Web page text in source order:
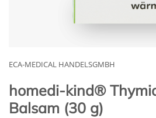
ECA-MEDICAL HANDELSGMBH
homedi-kind®
Balsam (30 g)